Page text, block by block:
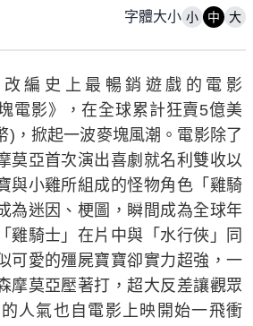
字體大小 小 中 大
改編史上最暢銷遊戲的電影
電影》，在全球累計狂賣5億美
)，掀起一波麥塊風潮。電影除了
莫亞首次演出喜劇就名利雙收以
與小雞所組成的怪物角色「雞騎
為迷因、梗圖，瞬間成為全球年
雞騎士」在片中與「水行俠」同
可愛的殭屍寶寶卻實力超強，一
摩莫亞壓著打，超大反差讓觀眾
人氣也自電影上映開始一飛衝